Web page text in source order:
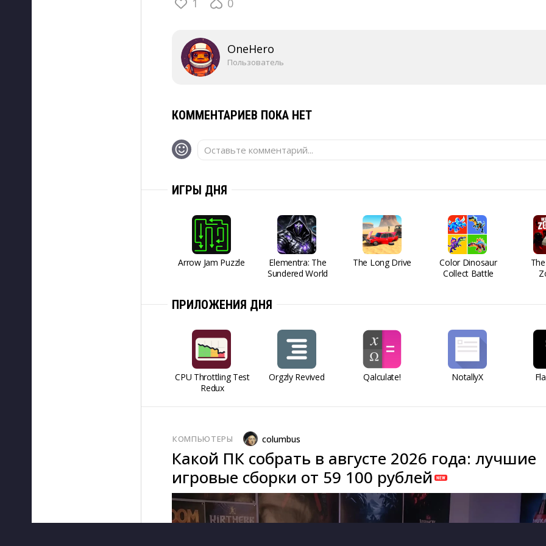
1 0
OneHero
Пользователь
КОММЕНТАРИЕВ ПОКА НЕТ
Оставьте комментарий...
ИГРЫ ДНЯ
Arrow Jam Puzzle
Elementra: The
Sundered World
The Long Drive
Color Dinosaur
Collect Battle
ПРИЛОЖЕНИЯ ДНЯ
CPU Throttling Test
Redux
Orgzly Revived Qalculate! NotallyX
КОМПЬЮТЕРЫ columbus
Какой ПК собрать в августе 2026 года: лучшие
игровые сборки от 59 100 рублей